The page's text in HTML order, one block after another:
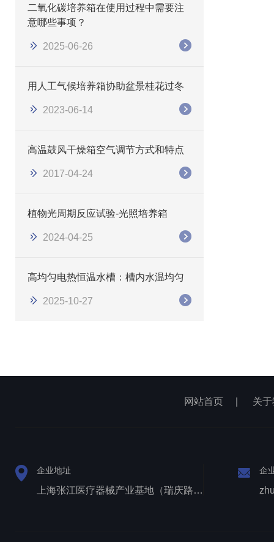
二氧化碳培养箱在使用过程中需要注
意哪些事项？
2025-06-26
用人工气候培养箱协助盆景桂花过冬
2023-06-14
高温鼓风干燥箱空气调节方式和特点
2017-04-24
植物光周期反应试验-光照培养箱
2024-04-25
高均匀电热恒温水槽：槽内水温均匀
2025-10-27
网站首页 关
企业地址
上海张江医疗器械产业基地（瑞庆路528号）
企